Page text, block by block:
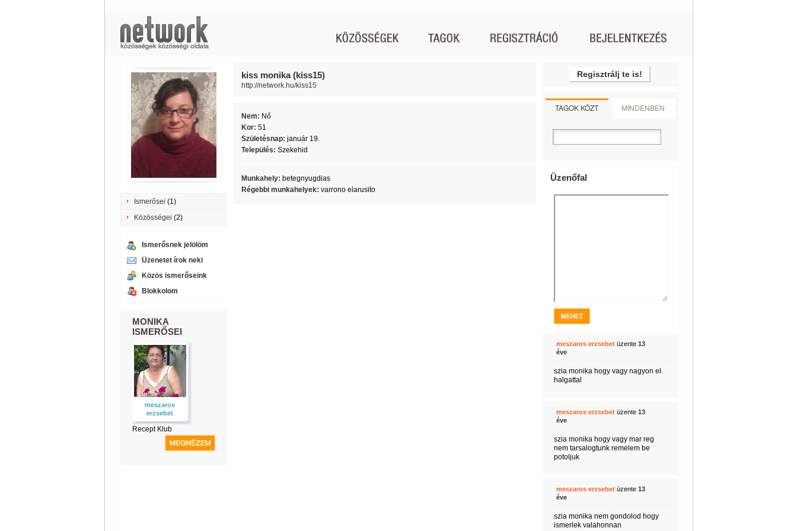
Ismerősei (1)
Közösségei (2)
Ismerősnek jelölöm
Üzenetet írok neki
Közös ismerőseink
Blokkolom
MONIKA
ISMERŐSEI
meszaros
erzsebet
Recept Klub
kiss monika (kiss15)
http://network.hu/kiss15
Nem: Nő
Kor: 51
Születésnap: január 19.
Település: Szekehid
Munkahely: betegnyugdias
Régebbi munkahelyek: varrono elarusito
Regisztrálj te is!
TAGOK KÖZT MINDENBEN
Üzenőfal
meszaros erzsebetüzente 13
éve
szia monika hogy vagy nagyon el
halgattal
meszaros erzsebetüzente 13
éve
szia monika hogy vagy mar reg
nem tarsalogtunk remelem be
potoljuk
meszaros erzsebetüzente 13
éve
szia monika nem gondolod hogy
ismerlek valahonnan